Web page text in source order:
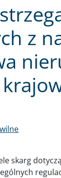
z
skarg